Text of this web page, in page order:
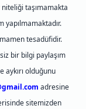
taşımamakta
yapılmamaktadır.
tesadüfidir.
bir bilgi paylaşım
olduğunu
adresine
sitemizden